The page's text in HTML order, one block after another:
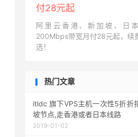
付28元起
阿里云香港、新加坡、日
200Mbps带宽月付28元起，续
选！
热门文章
itldc 旗下VPS主机一次性5折折
坡节点,走香港或者日本线路
2019-01-02